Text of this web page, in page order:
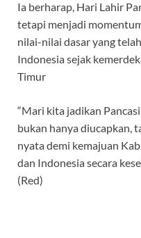
Ia berharap, Hari Lahir
tetapi menjadi
nilai-nilai dasar yang
Indonesia sejak
Timur
“Mari kita jadikan
bukan hanya diucapkan,
nyata demi kemajuan
dan Indonesia secara
(Red)